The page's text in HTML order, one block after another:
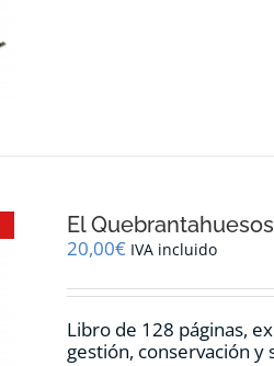
El
20,00€ IVA incluido
Libro de 128 páginas,
gestión, conservación y